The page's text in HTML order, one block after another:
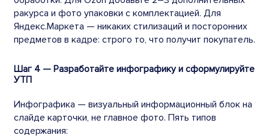
ракурса и фото упаковки с комплектацией. Для
Яндекс.Маркета — никаких стилизаций и посторонних
предметов в кадре: строго то, что получит покупатель.
Шаг 4 — Разработайте инфографику и сформулируйте
УТП
Инфографика — визуальный информационный блок на
слайде карточки, не главное фото. Пять типов
содержания: